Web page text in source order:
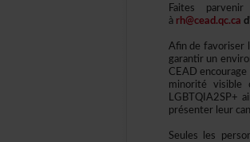
à rh@cead.qc.ca